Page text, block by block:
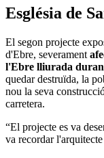
Església de
El segon projecte
d'Ebre, severament
l'Ebre lliurada
quedar destruïda, la
nou la seva
carretera.
“El projecte es va
va recordar l'arquitecte